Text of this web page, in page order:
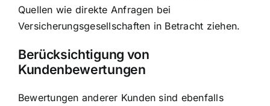
Quellen wie direkte Anfragen bei
Versicherungsgesellschaften in Betracht ziehen.
Berücksichtigung von
Kundenbewertungen
Bewertungen anderer Kunden sind ebenfalls